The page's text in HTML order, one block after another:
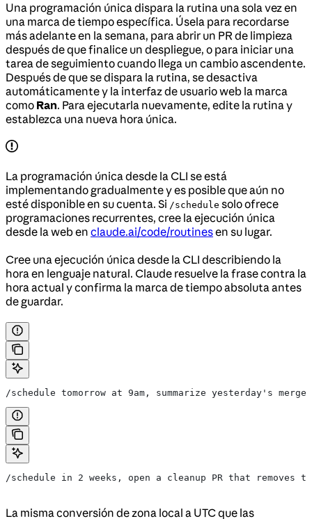
Una programación única dispara la rutina una sola vez en
una marca de tiempo específica. Úsela para recordarse
más adelante en la semana, para abrir un PR de limpieza
después de que finalice un despliegue, o para iniciar una
tarea de seguimiento cuando llega un cambio ascendente.
Después de que se dispara la rutina, se desactiva
automáticamente y la interfaz de usuario web la marca
como Ran. Para ejecutarla nuevamente, edite la rutina y
establezca una nueva hora única.
La programación única desde la CLI se está
implementando gradualmente y es posible que aún no
esté disponible en su cuenta. Si /schedule solo ofrece
programaciones recurrentes, cree la ejecución única
desde la web en claude.ai/code/routinesen su lugar.
Cree una ejecución única desde la CLI describiendo la
hora en lenguaje natural. Claude resuelve la frase contra la
hora actual y confirma la marca de tiempo absoluta antes
de guardar.
/schedule tomorrow at 9am, summarize yesterday's merged
/schedule in 2 weeks, open a cleanup PR that removes
La misma conversión de zona local a UTC que las